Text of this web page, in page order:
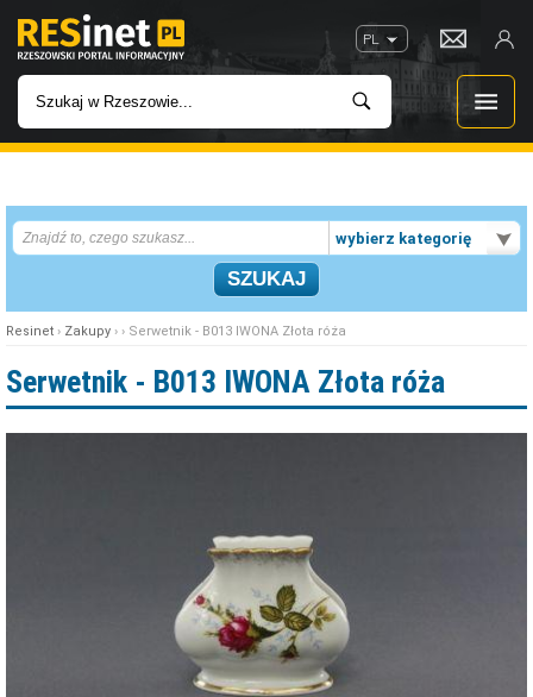
PL
INWESTYCJE
IMPREZY
ROZRYWKA
W KINACH
wybierz kategorię
Resinet › Zakupy › › Serwetnik - B013 IWONA Złota róża
Serwetnik - B013 IWONA Złota róża